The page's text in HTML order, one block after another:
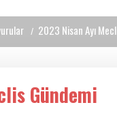
2023 Nisan Ayı
Gündemi